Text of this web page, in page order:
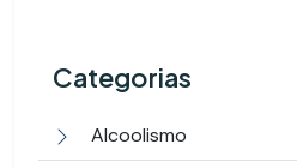
Categorias
Alcoolismo